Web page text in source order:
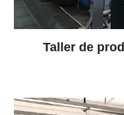
Taller de